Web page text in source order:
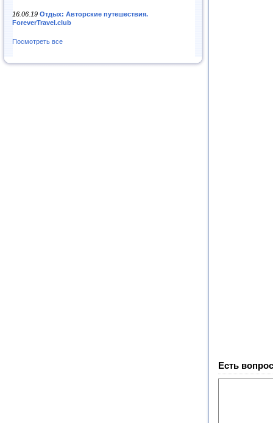
16.06.19 Отдых: Авторские путешествия.
ForeverTravel.club
Посмотреть все
Есть